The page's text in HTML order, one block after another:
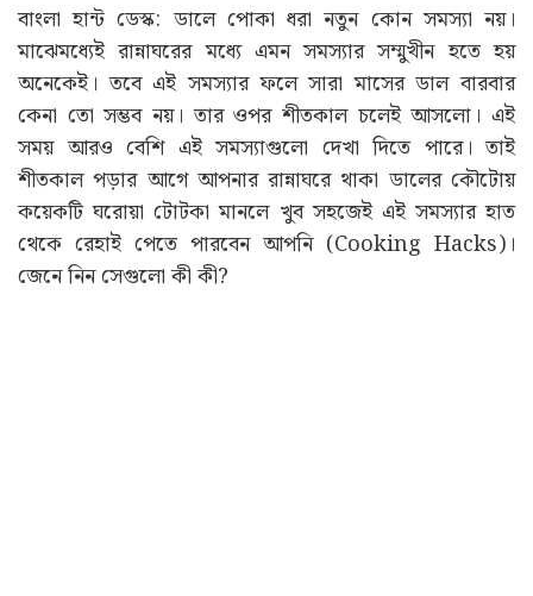
বাংলা হান্ট ডেস্ক: ডালে পোকা ধরা নতুন কোন সমস্যা নয়।
মাঝেমধ্যেই রান্নাঘরের মধ্যে এমন সমস্যার সম্মুখীন হতে হয়
অনেকেই। তবে এই সমস্যার ফলে সারা মাসের ডাল বারবার
কেনা তো সম্ভব নয়। তার ওপর শীতকাল চলেই আসলো। এই
সময় আরও বেশি এই সমস্যাগুলো দেখা দিতে পারে। তাই
শীতকাল পড়ার আগে আপনার রান্নাঘরে থাকা ডালের কৌটোয়
কয়েকটি ঘরোয়া টোটকা মানলে খুব সহজেই এই সমস্যার হাত
থেকে রেহাই পেতে পারবেন আপনি (Cooking Hacks)।
জেনে নিন সেগুলো কী কী?